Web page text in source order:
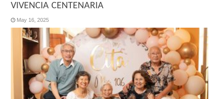
VIVENCIA CENTENARIA
May 16, 2025